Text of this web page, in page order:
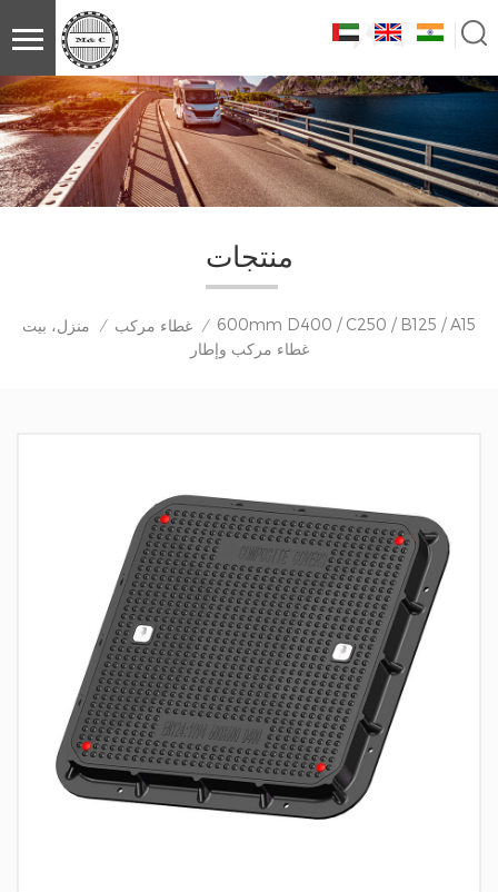
منتجات
منزل، بيت / غطاء مركب /
600mm D400 / C250 / B125 / A15
غطاء مركب وإطار